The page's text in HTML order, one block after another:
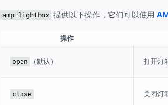
amp-lightbox 提供以下操作，它们可以使用
操作
open （默认） 打开灯
close 关闭灯